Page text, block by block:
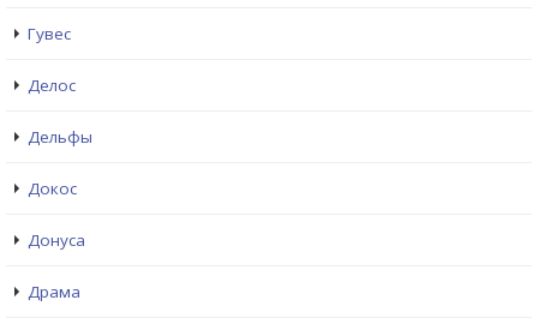
Гувес
Делос
Дельфы
Докос
Донуса
Драма